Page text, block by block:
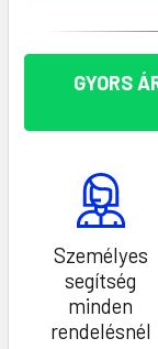
GYORS
Személyes
segítség
minden
rendelésnél